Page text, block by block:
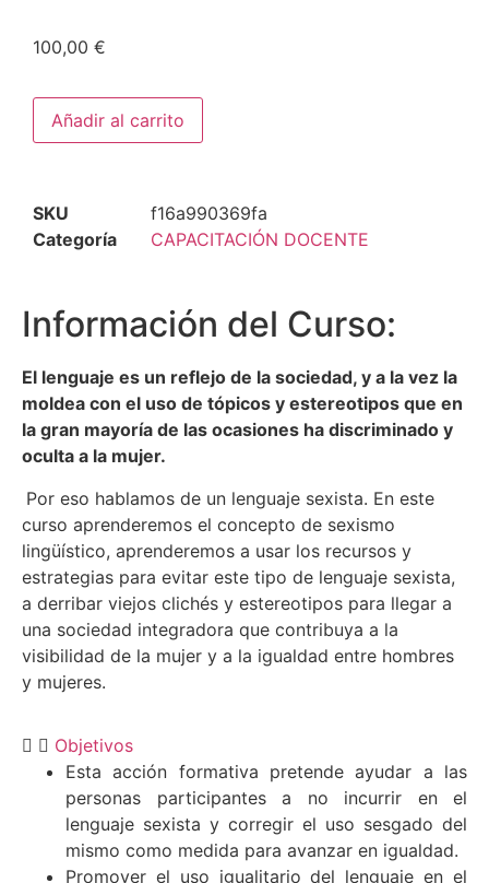
100,00 €
Añadir al carrito
SKU
f16a990369fa
Categoría
CAPACITACIÓN DOCENTE
Información del Curso:
El lenguaje es un reflejo de la sociedad, y a la vez la
moldea con el uso de tópicos y estereotipos que en
la gran mayoría de las ocasiones ha discriminado y
oculta a la mujer.
Por eso hablamos de un lenguaje sexista. En este
curso aprenderemos el concepto de sexismo
lingüístico, aprenderemos a usar los recursos y
estrategias para evitar este tipo de lenguaje sexista,
a derribar viejos clichés y estereotipos para llegar a
una sociedad integradora que contribuya a la
visibilidad de la mujer y a la igualdad entre hombres
y mujeres.
Objetivos
Esta acción formativa pretende ayudar a las
personas participantes a no incurrir en el
lenguaje sexista y corregir el uso sesgado del
mismo como medida para avanzar en igualdad.
Promover el uso igualitario del lenguaje en el